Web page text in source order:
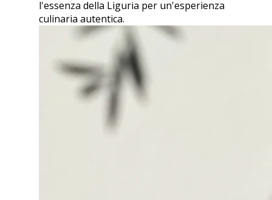
l'essenza della Liguria per un'esperienza
culinaria autentica.